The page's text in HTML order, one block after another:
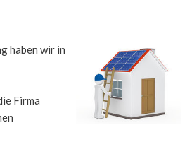
haben wir in
Firma